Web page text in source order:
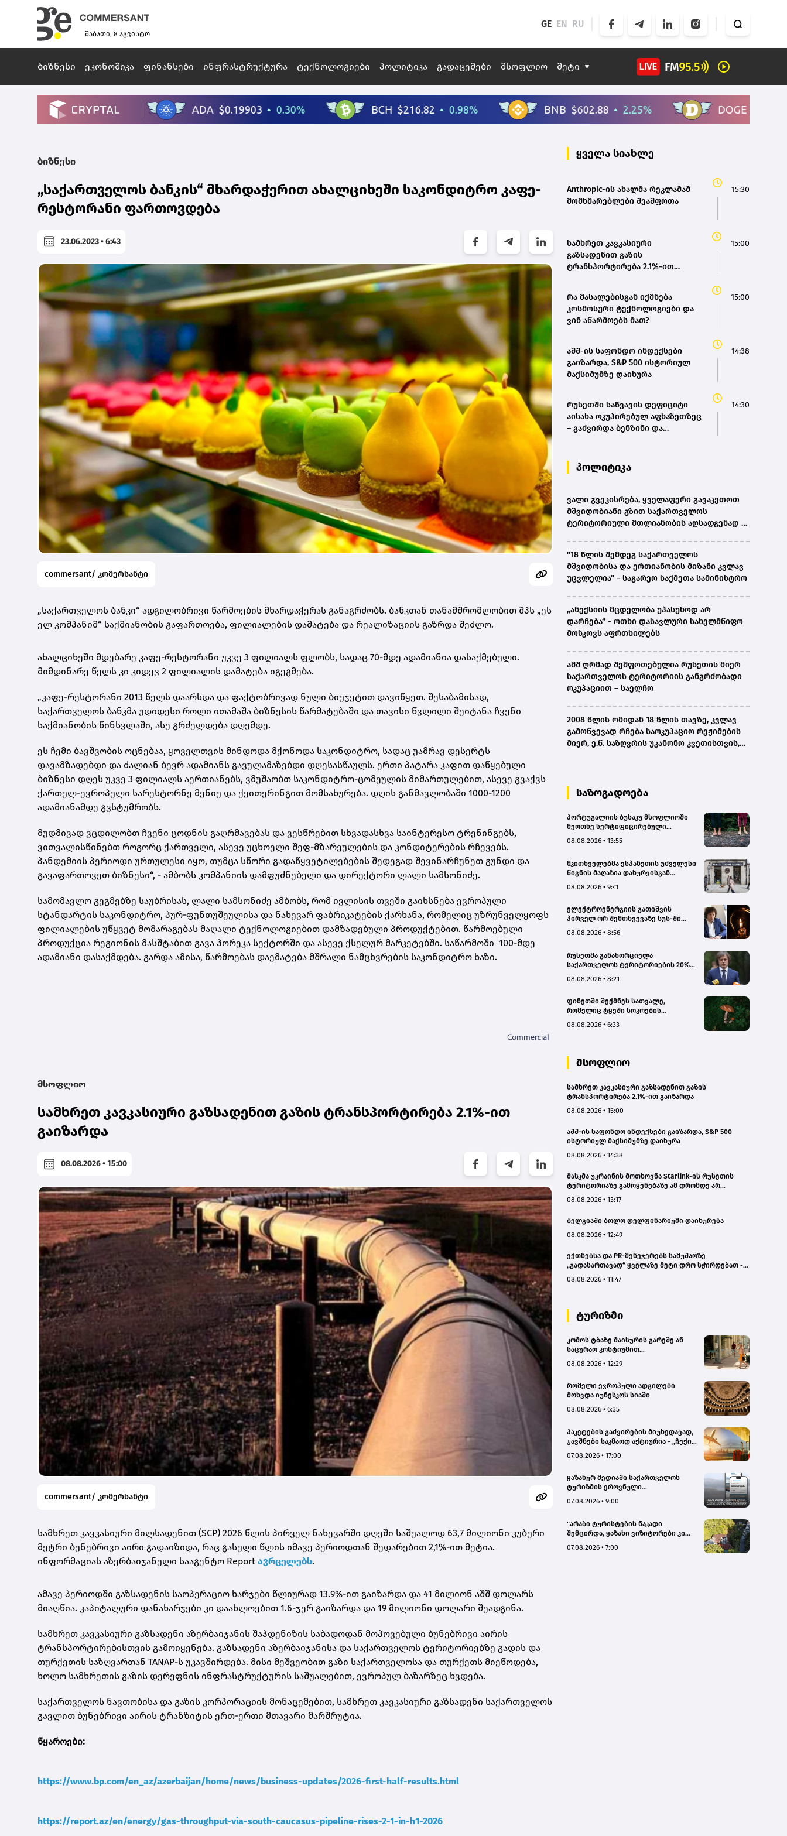
შაბათი, 8 აგვისტო
GE EN RU
ბიზნესი ეკონომიკა ფინანსები ინფრასტრუქტურა ტექნოლოგიები პოლიტიკა გადაცემები მსოფლიო მეტი
ბიზნესი
„საქართველოს ბანკის“ მხარდაჭერით ახალციხეში საკონდიტრო კაფე-
რესტორანი ფართოვდება
23.06.2023 • 6:43
commersant/ კომერსანტი
„საქართველოს ბანკი“ ადგილობრივი წარმოების მხარდაჭერას განაგრძობს. ბანკთან თანამშრომლობით შპს „ეს
ელ კომპანიმ“ საქმიანობის გაფართოება, ფილიალების დამატება და რეალიზაციის გაზრდა შეძლო.
ახალციხეში მდებარე კაფე-რესტორანი უკვე 3 ფილიალს ფლობს, სადაც 70-მდე ადამიანია დასაქმებული.
მიმდინარე წელს კი კიდევ 2 ფილიალის დამატება იგეგმება.
„კაფე-რესტორანი 2013 წელს დაარსდა და ფაქტობრივად ნული ბიუჯეტით დავიწყეთ. შესაბამისად,
საქართველოს ბანკმა უდიდესი როლი ითამაშა ბიზნესის წარმატებაში და თავისი წვლილი შეიტანა ჩვენი
საქმიანობის წინსვლაში, ასე გრძელდება დღემდე.
ეს ჩემი ბავშვობის ოცნებაა, ყოველთვის მინდოდა მქონოდა საკონდიტრო, სადაც უამრავ დესერტს
დავამზადებდი და ძალიან ბევრ ადამიანს გავულამაზებდი დღესასწაულს. ერთი პატარა კაფით დაწყებული
ბიზნესი დღეს უკვე 3 ფილიალს აერთიანებს, ვმუშაობთ საკონდიტრო-ცომეულის მიმართულებით, ასევე გვაქვს
ქართულ-ევროპული სარესტორნე მენიუ და ქეითერინგით მომსახურება. დღის განმავლობაში 1000-1200
ადამიანამდე გვსტუმრობს.
მუდმივად ვცდილობთ ჩვენი ცოდნის გაღრმავებას და ვესწრებით სხვადასხვა საინტერესო ტრენინგებს,
ვითვალისწინებთ როგორც ქართველი, ასევე უცხოელი შეფ-მზარეულების და კონდიტერების რჩევებს.
პანდემიის პერიოდი ურთულესი იყო, თუმცა სწორი გადაწყვეტილებების შედეგად შევინარჩუნეთ გუნდი და
გავაფართოვეთ ბიზნესი“, - ამბობს კომპანიის დამფუძნებელი და დირექტორი ლალი სამსონიძე.
სამომავლო გეგმებზე საუბრისას, ლალი სამსონიძე ამბობს, რომ ივლისის თვეში გაიხსნება ევროპული
სტანდარტის საკონდიტრო, პურ-ფუნთუშეულისა და ნახევარ ფაბრიკატების ქარხანა, რომელიც უზრუნველყოფს
ფილიალების უწყვეტ მომარაგებას მაღალი ტექნოლოგიებით დამზადებული პროდუქტებით. წარმოებული
პროდუქცია რეგიონის მასშტაბით გავა ჰორეკა სექტორში და ასევე ქსელურ მარკეტებში. საწარმოში 100-მდე
ადამიანი დასაქმდება. გარდა ამისა, წარმოებას დაემატება მშრალი ნამცხვრების საკონდიტრო ხაზი.
მსოფლიო
სამხრეთ კავკასიური გაზსადენით გაზის ტრანსპორტირება 2.1%-ით
გაიზარდა
08.08.2026 • 15:00
commersant/ კომერსანტი
სამხრეთ კავკასიური მილსადენით (SCP) 2026 წლის პირველ ნახევარში დღეში საშუალოდ 63,7 მილიონი კუბური
მეტრი ბუნებრივი აირი გადაიზიდა, რაც გასული წლის იმავე პერიოდთან შედარებით 2,1%-ით მეტია.
ინფორმაციას აზერბაიჯანული სააგენტო Report ავრცელებს.
ამავე პერიოდში გაზსადენის საოპერაციო ხარჯები წლიურად 13.9%-ით გაიზარდა და 41 მილიონ აშშ დოლარს
მიაღწია. კაპიტალური დანახარჯები კი დაახლოებით 1.6-ჯერ გაიზარდა და 19 მილიონი დოლარი შეადგინა.
სამხრეთ კავკასიური გაზსადენი აზერბაიჯანის შაჰდენიზის საბადოდან მოპოვებული ბუნებრივი აირის
ტრანსპორტირებისთვის გამოიყენება. გაზსადენი აზერბაიჯანისა და საქართველოს ტერიტორიებზე გადის და
თურქეთის საზღვართან TANAP-ს უკავშირდება. მისი მეშვეობით გაზი საქართველოსა და თურქეთს მიეწოდება,
ხოლო სამხრეთის გაზის დერეფნის ინფრასტრუქტურის საშუალებით, ევროპულ ბაზარზეც ხვდება.
საქართველოს ნავთობისა და გაზის კორპორაციის მონაცემებით, სამხრეთ კავკასიური გაზსადენი საქართველოს
გავლით ბუნებრივი აირის ტრანზიტის ერთ-ერთი მთავარი მარშრუტია.
წყაროები:
https://www.bp.com/en_az/azerbaijan/home/news/business-updates/2026-first-half-results.html
https://report.az/en/energy/gas-throughput-via-south-caucasus-pipeline-rises-2-1-in-h1-2026
ყველა სიახლე
Anthropic-ის ახალმა რეკლამამ
მომხმარებლები შეაშფოთა
15:30
სამხრეთ კავკასიური
გაზსადენით გაზის
ტრანსპორტირება 2.1%-ით
15:00
რა მასალებისგან იქმნება
კოსმოსური ტექნოლოგიები და
ვინ აწარმოებს მათ?
15:00
აშშ-ის საფონდო ინდექსები
გაიზარდა, S&P 500 ისტორიულ
მაქსიმუმზე დაიხურა
14:38
რუსეთში საწვავის დეფიციტი
აისახა ოკუპირებულ აფხაზეთზეც
– გაძვირდა ბენზინი და
14:30
პოლიტიკა
ვალი გვეკისრება, ყველაფერი გავაკეთოთ
მშვიდობიანი გზით საქართველოს
ტერიტორიული მთლიანობის აღსადგენად -
"18 წლის შემდეგ საქართველოს
მშვიდობისა და ერთიანობის მიზანი კვლავ
უცვლელია" - საგარეო საქმეთა სამინისტრო
„ანექსიის მცდელობა უპასუხოდ არ
დარჩება“ - ოთხი დასავლური სახელმწიფო
მოსკოვს აფრთხილებს
აშშ ღრმად შეშფოთებულია რუსეთის მიერ
საქართველოს ტერიტორიის განგრძობადი
ოკუპაციით – საელჩო
2008 წლის ომიდან 18 წლის თავზე, კვლავ
გამოწვევად რჩება საოკუპაციო რეჟიმების
მიერ, ე.წ. საზღვრის უკანონო კვეთისთვის,
სახალხო დამცველი
საზოგადოება
პორტუგალიის ბუსაკუ მსოფლიოში
მეოთხე სერტიფიცირებული
08.08.2026 • 13:55
მკითხველებმა ესპანეთის უძველესი
წიგნის მაღაზია დახურვისგან
08.08.2026 • 9:41
ელექტროენერგიის გათიშვის
პირველ ორ შემთხვევაზე სუს-ში
გათიშვას ჰქონდა კონკრეტული
სამუშაოები ენგურჰესზე - კობახიძე
08.08.2026 • 8:56
რუსეთმა განახორციელა
საქართველოს ტერიტორიების 20%-
რეჟიმის და „ნაცმოძრაობის“
გადაფარავს ამ დანაშაულს, ეს იყო
დანაშაული ჩვენი სახელმწიფოს
წინაშე - კობახიძე
08.08.2026 • 8:21
ფინეთში შექმნეს სათვალე,
რომელიც ტყეში სოკოების
08.08.2026 • 6:33
მსოფლიო
სამხრეთ კავკასიური გაზსადენით გაზის
ტრანსპორტირება 2.1%-ით გაიზარდა
08.08.2026 • 15:00
აშშ-ის საფონდო ინდექსები გაიზარდა, S&P 500
ისტორიულ მაქსიმუმზე დაიხურა
08.08.2026 • 14:38
მასკმა უკრაინის მოთხოვნა Starlink-ის რუსეთის
ტერიტორიაზე გამოყენებაზე ამ დრომდე არ
08.08.2026 • 13:17
ბელგიაში ბოლო დელფინარიუმი დაიხურება
08.08.2026 • 12:49
ექთნებსა და PR-მენეჯერებს სამუშაოზე
„გადასართავად“ ყველაზე მეტი დრო სჭირდებათ -
08.08.2026 • 11:47
ტურიზმი
კომოს ტბაზე მაისურის გარეშე ან
საცურაო კოსტიუმით
ევრომდე დააჯარიმებენ
08.08.2026 • 12:29
რომელი ევროპული ადგილები
მოხვდა იუნესკოს სიაში
08.08.2026 • 6:35
პაკეტების გაძვირების მიუხედავად,
ჯავშნები საკმაოდ აქტიურია - „ჩექინ
07.08.2026 • 17:00
ყაზახურ მედიაში საქართველოს
ტურიზმის ეროვნული
კამპანიის ფარგლებში სტატიები
07.08.2026 • 9:00
"არაბი ტურისტების ნაკადი
შემცირდა, ყაზახი ვიზიტორები კი
Hotel
07.08.2026 • 7:00